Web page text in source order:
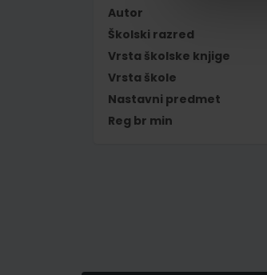
Autor
Školski razred
Vrsta školske knjige
Vrsta škole
Nastavni predmet
Reg br min